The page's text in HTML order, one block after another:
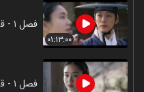
۰۱:۱۳:۰۰
فصل ۱ - قسمت ۲
فصل ۱ - قسمت ۳